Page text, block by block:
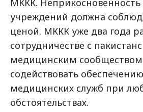
МККК.
учреждений должна
ценой. МККК уже два года
сотрудничестве с
медицинским
содействовать
медицинских служб при
обстоятельствах.